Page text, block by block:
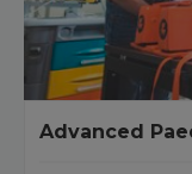
Advanced